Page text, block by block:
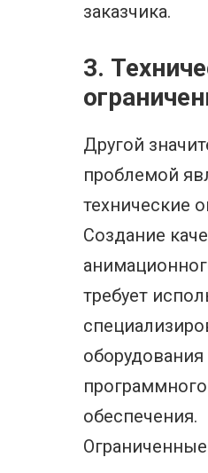
заказчика.
3.
Другой
проблемой
технические
Создание
требует
оборудования
программного
обеспечения.